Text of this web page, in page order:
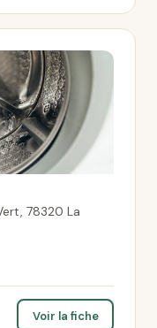
78320 La
Voir la fiche